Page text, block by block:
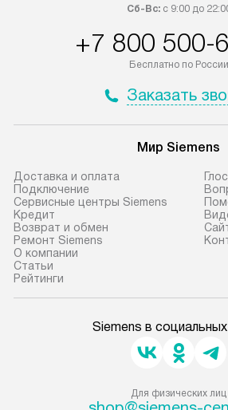
Сб-Вс:с 9:00 до
+7 800 500-
Бесплатно по России
Заказать
Мир Siemens
Доставка и оплата
Подключение
Сервисные центры Siemens
Кредит
Возврат и обмен
Ремонт Siemens
О компании
Статьи
Рейтинги
Siemens в
Для физических лиц